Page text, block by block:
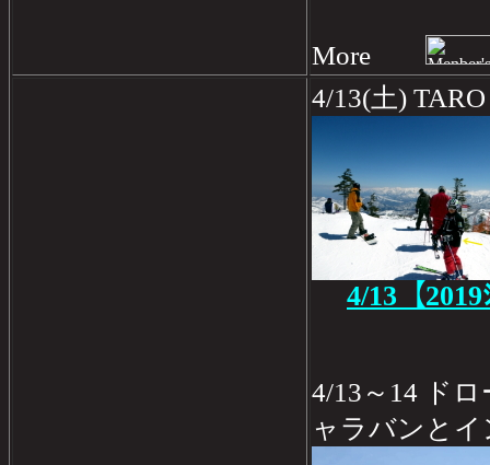
More
4/13(土)
4/13【
4/13～14 ド
ャラバンと